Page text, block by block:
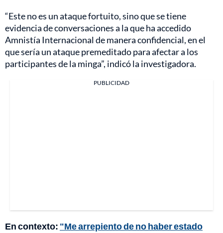
“Este no es un ataque fortuito, sino que se tiene
evidencia de conversaciones a la que ha accedido
Amnistía Internacional de manera confidencial, en el
que sería un ataque premeditado para afectar a los
participantes de la minga”, indicó la investigadora.
PUBLICIDAD
En contexto: "Me arrepiento de no haber estado